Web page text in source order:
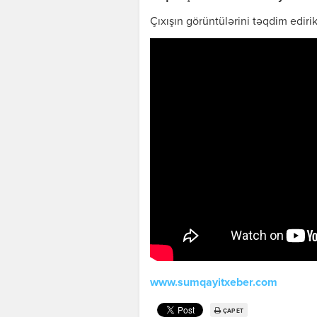
Çıxışın görüntülərini təqdim
www.sumqayitxeber.com
ÇAP ET